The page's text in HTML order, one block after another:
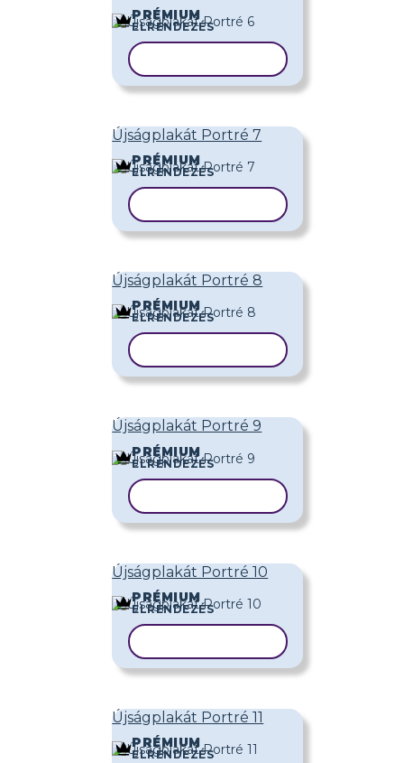
PRÉMIUM
ELRENDEZÉS
Újságplakát Portré 7
PRÉMIUM
ELRENDEZÉS
Újságplakát Portré 8
PRÉMIUM
ELRENDEZÉS
Újságplakát Portré 9
PRÉMIUM
ELRENDEZÉS
Újságplakát Portré 10
PRÉMIUM
ELRENDEZÉS
Újságplakát Portré 11
PRÉMIUM
ELRENDEZÉS